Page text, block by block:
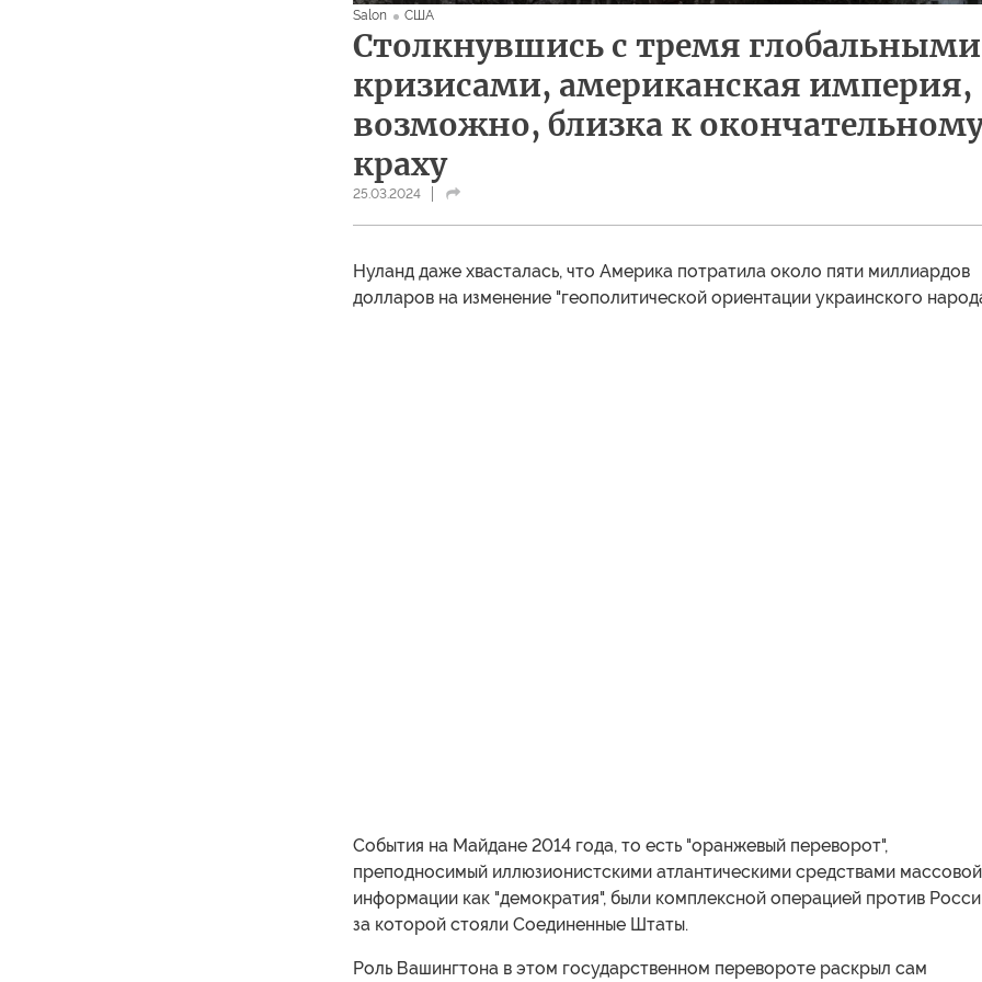
Salon США
Столкнувшись с тремя глобальными
кризисами, американская империя,
возможно, близка к
краху
25.03.2024
Нуланд даже хвасталась, что Америка потратила около пяти миллиардов
долларов на изменение "геополитической ориентации украинского
События на Майдане 2014 года, то есть "оранжевый переворот",
преподносимый иллюзионистскими атлантическими средствами массовой
информации как "демократия", были комплексной операцией против
за которой стояли Соединенные Штаты.
Роль Вашингтона в этом государственном перевороте раскрыл сам